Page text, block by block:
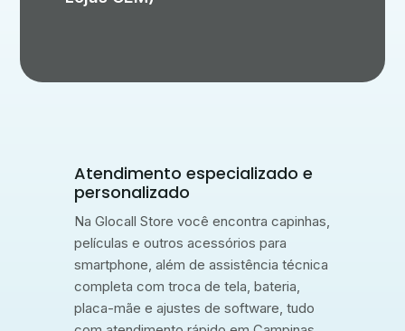
Atendimento especializado e
personalizado
Na Glocall Store você encontra capinhas,
películas e outros acessórios para
smartphone, além de assistência técnica
completa com troca de tela, bateria,
placa-mãe e ajustes de software, tudo